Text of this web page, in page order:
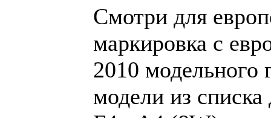
Смотри для
маркировка с
2010 модельного
модели из